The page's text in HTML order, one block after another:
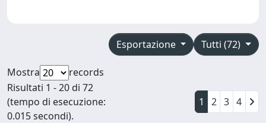
Tutti (72)
Esportazione
Mostra
records
Risultati 1 - 20 di 72
(tempo di esecuzione:
0.015 secondi).
1 2 3 4